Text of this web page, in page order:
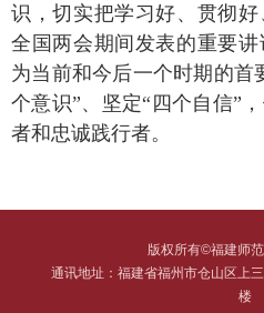
识，切实把学习好、贯彻
全国两会期间发表的重要
为当前和今后一个时期的首
个意识”、坚定“四个自信”
者和忠诚践行者。
版权所有©福建师
通讯地址：福建省福州市仓山区上
楼